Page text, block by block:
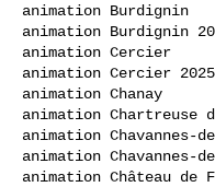
animation Burdignin
animation Burdignin
animation Cercier
animation Cercier 2025
animation Chanay
animation Chartreuse
animation Chavannes-
animation Chavannes-
animation Château de